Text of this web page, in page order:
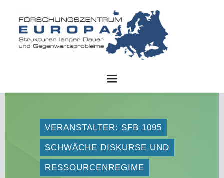
VERANSTALTER: SFB 1095
SCHWÄCHE DISKURSE UND
RESSOURCENREGIME